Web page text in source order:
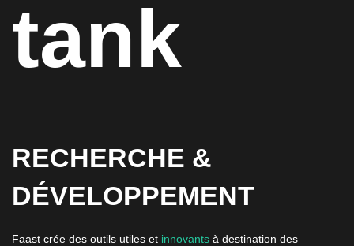
tank
RECHERCHE &
DÉVELOPPEMENT
Faast crée des outils utiles et innovants à destination des